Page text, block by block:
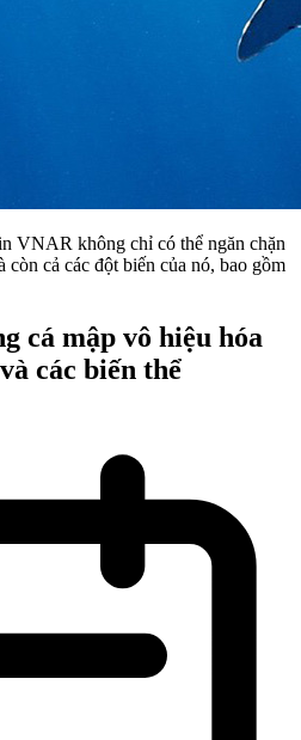
VNAR không chỉ có thể ngăn chặn
cả các đột biến của nó, bao gồm
cá mập vô hiệu hóa
các biến thể